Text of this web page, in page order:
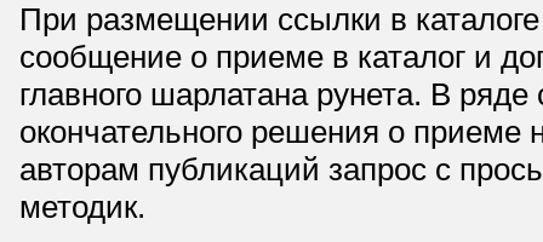
При размещении ссылки в
сообщение о приеме в каталог и
главного шарлатана рунета. В
окончательного решения о приеме
авторам публикаций запрос с
методик.